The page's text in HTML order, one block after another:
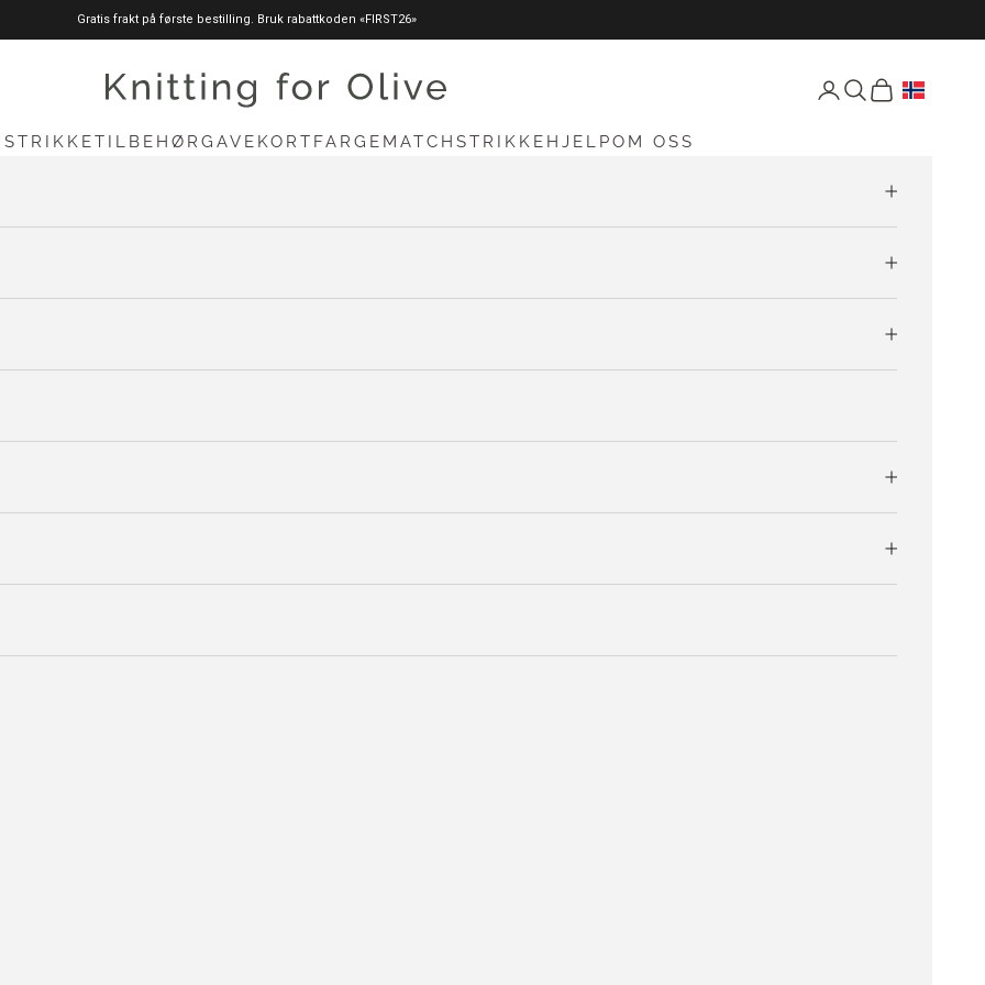
Gratis frakt på første bestilling. Bruk rabattkoden «FIRST26»
knittingforolive.com Åpne konto-siden
Åpne søk
Åpen vogn
STRIKKETILBEHØR GAVEKORT FARGEMATCH STRIKKEHJELPOM OSS